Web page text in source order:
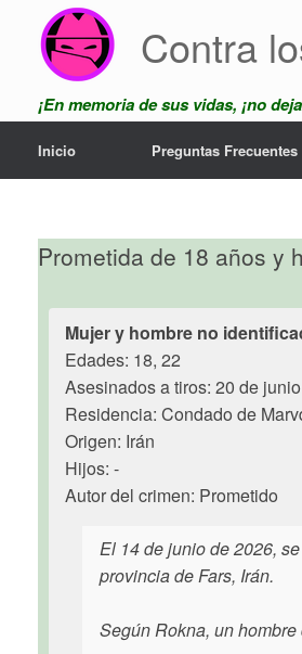
content
Contra
¡En memoria de sus vidas, ¡no
Inicio Preguntas Frecuentes
Prometida de 18 años y
Mujer y hombre no
Edades: 18, 22
Asesinados a tiros: 20 de
Residencia: Condado de
Origen: Irán
Hijos: -
Autor del crimen: Prometido
El 14 de junio de 2026,
provincia de Fars, Irán.
Según Rokna, un